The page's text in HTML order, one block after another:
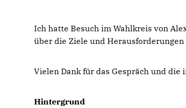
Ich hatte Besuch im Wahlkreis von
über die Ziele und
Vielen Dank für das Gespräch und die
Hintergrund